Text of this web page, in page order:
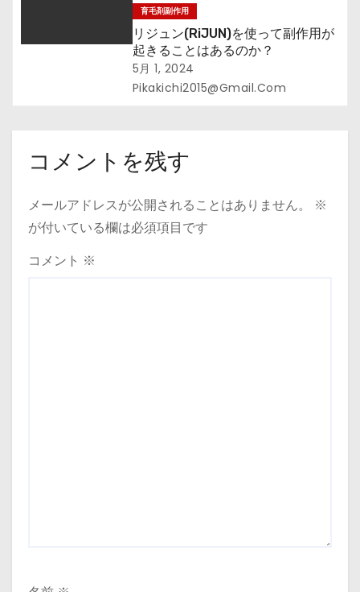
育毛剤副作用
リジュン(RiJUN)を使って副作用が
起きることはあるのか？
5月 1, 2024
Pikakichi2015@gmail.com
コメントを残す
メールアドレスが公開されることはありません。
※
が付いている欄は必須項目です
コメント ※